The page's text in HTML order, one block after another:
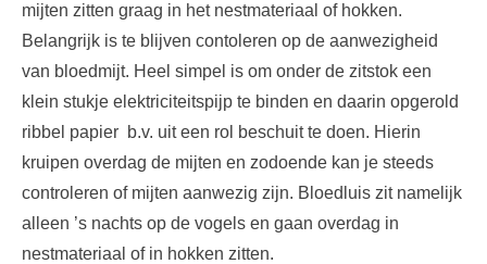
mijten zitten graag in het nestmateriaal of hokken.
Belangrijk is te blijven contoleren op de aanwezigheid
van bloedmijt. Heel simpel is om onder de zitstok een
klein stukje elektriciteitspijp te binden en daarin opgerold
ribbel papier b.v. uit een rol beschuit te doen. Hierin
kruipen overdag de mijten en zodoende kan je steeds
controleren of mijten aanwezig zijn. Bloedluis zit namelijk
alleen ’s nachts op de vogels en gaan overdag in
nestmateriaal of in hokken zitten.